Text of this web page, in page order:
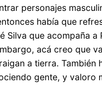
personajes
había que
Silva que acompaña a
acá creo que
a tierra. También
gente, y valoro